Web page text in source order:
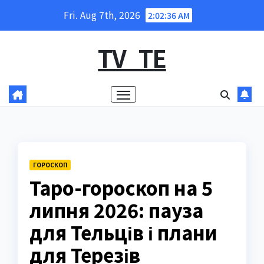
Fri. Aug 7th, 2026 2:02:37 AM
TV_TE
ГОРОСКОП
Таро-гороскоп на 5
липня 2026: пауза
для Тельців і плани
для Терезів